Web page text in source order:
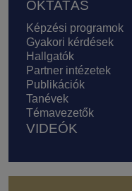
OKTATÁS
Képzési programok
Gyakori kérdések
Hallgatók
Partner intézetek
Publikációk
Tanévek
Témavezetők
VIDEÓK